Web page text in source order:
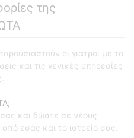
της
οι γιατροί με το
και τις γενικές υπηρεσίες
και δώστε σε νέους
εσάς και το ιατρείο σας.